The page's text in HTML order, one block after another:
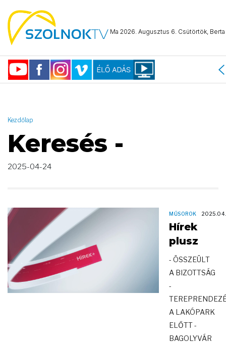
Ma 2026. Augusztus 6. Csütörtök, Berta
"2025-04-24 23:59:59" )
Kezdőlap
Keresés -
2025-04-24
MŰSOROK
Hírek
plusz
- ÖSSZEÜLT
A BIZOTTSÁG
-
A LAKÓPARK
ELŐTT -
BAGOLYVÁR